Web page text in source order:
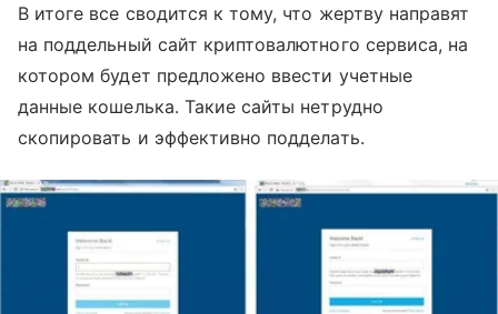
В итоге все сводится к тому, что жертву направят
на поддельный сайт криптовалютного сервиса, на
котором будет предложено ввести учетные
данные кошелька. Такие сайты нетрудно
скопировать и эффективно подделать.